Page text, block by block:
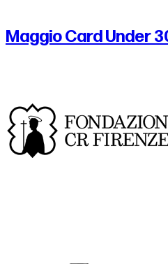
Maggio Card Under